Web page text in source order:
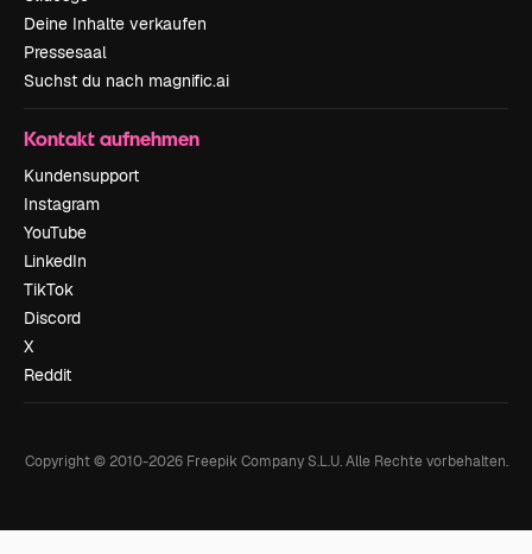
Deine Inhalte verkaufen
Pressesaal
Suchst du nach magnific.ai
Kontakt aufnehmen
Kundensupport
Instagram
YouTube
LinkedIn
TikTok
Discord
X
Reddit
Copyright © 2010-2026Freepik Company S.L.U. Alle Rechte vorbehalten.